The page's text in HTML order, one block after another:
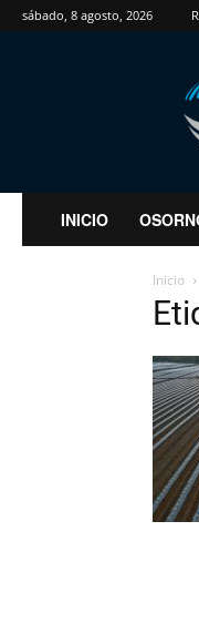
sábado, 8 agosto, 2026
INICIO
Inicio